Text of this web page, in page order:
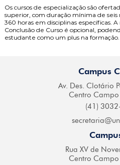
Os cursos de especialização são
superior, com duração mínima de
360 horas em disciplinas específicas.
Conclusão de Curso é opcional,
estudante como um plus na formação.
Campus
Av. Des. Clotário
Centro Campo
(41)
secretaria@
Rua XV de
Centro Campo